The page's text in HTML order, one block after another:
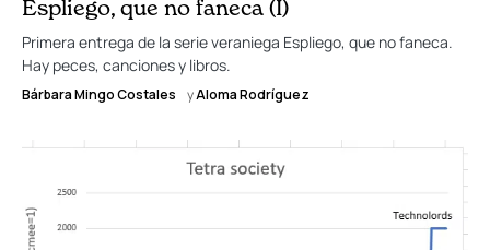
Espliego, que no faneca (I)
Primera entrega de la serie veraniega Espliego, que no faneca.
Hay peces, canciones y libros.
Bárbara Mingo Costales yAloma Rodríguez